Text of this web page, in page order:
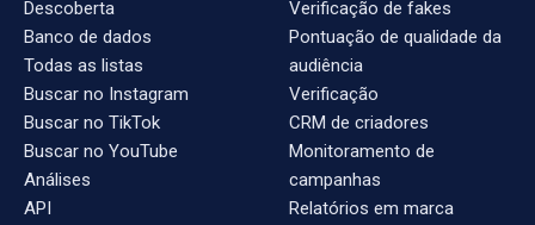
Descoberta
Banco de dados
Todas as listas
Buscar no Instagram
Buscar no TikTok
Buscar no YouTube
Análises
API
Verificação de fakes
Pontuação de qualidade da
audiência
Verificação
CRM de criadores
Monitoramento de
campanhas
Relatórios em marca